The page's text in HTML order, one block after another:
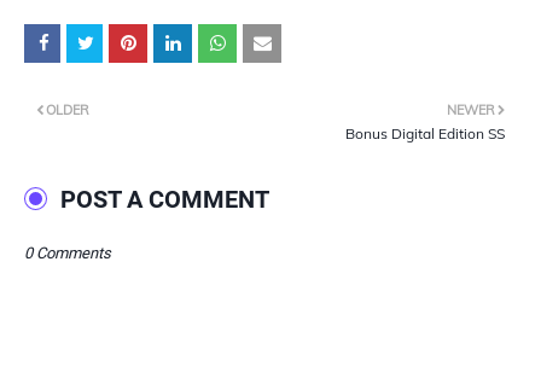
NEWER
Bonus Digital Edition SS
OLDER
POST A COMMENT
0 Comments